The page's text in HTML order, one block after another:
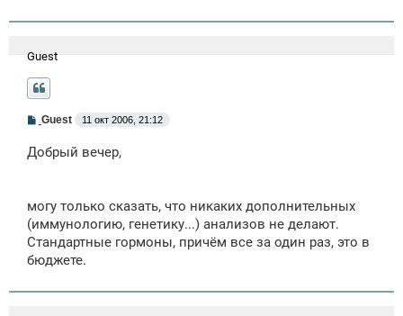
Guest
С
б
и
Guest 11 окт 2006, 21:12
Добрый вечер,
могу только сказать, что никаких дополнительных
(иммунологию, генетику...) анализов не делают.
Стандартные гормоны, причём все за один раз, это в
бюджете.